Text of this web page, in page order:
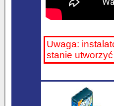
Uwaga:
stanie